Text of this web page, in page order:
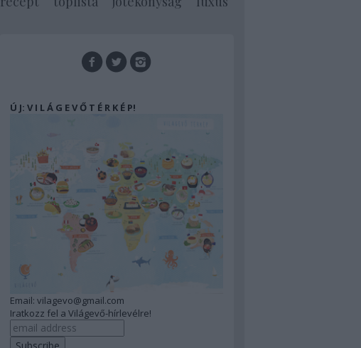
Ú J: V I L Á G E V Ő T É R K É P!
Email: vilagevo@gmail.com
Iratkozz fel a Világevő-hírlevélre!